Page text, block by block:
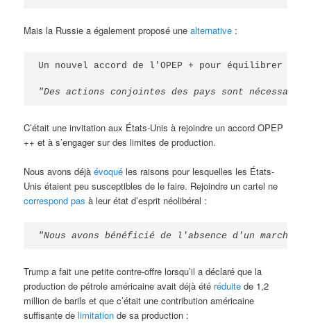
Mais la Russie a également proposé unealternative :
Un nouvel accord de l'OPEP + pour équilibrer
"Des actions conjointes des pays sont
C’était une invitation aux États-Unis à rejoindre un accord OPEP
++ et à s’engager sur des limites de production.
Nous avons déjàévoqué les raisons pour lesquelles les États-
Unis étaient peu susceptibles de le faire. Rejoindre un cartel ne
correspond pas à leur état d’esprit néolibéral :
"Nous avons bénéficié de l'absence d'un
Trump a fait une petite contre-offre lorsqu’il a déclaré que la
production de pétrole américaine avait déjà été réduite de 1,2
million de barils et que c’était une contribution américaine
suffisante delimitation de sa production :